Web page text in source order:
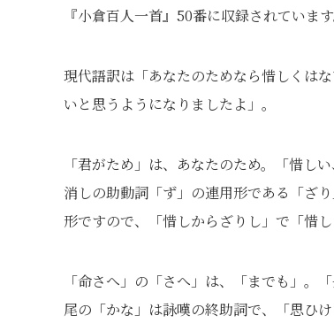
『小倉百人一首』50番に収録されていま
現代語訳は「あなたのためなら惜しくは
いと思うようになりましたよ」。
「君がため」は、あなたのため。「惜し
消しの助動詞「ず」の連用形である「ざ
形ですので、「惜しからざりし」で「惜
「命さへ」の「さへ」は、「までも」。
尾の「かな」は詠嘆の終助詞で、「思ひ